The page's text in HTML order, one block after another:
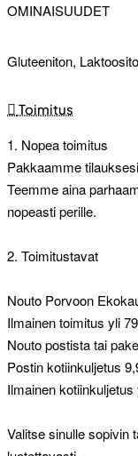
OMINAISUUDET
Gluteeniton,
Toimitus
1. Nopea toimitus
Pakkaamme
Teemme aina
nopeasti perille.
2. Toimitustavat
Nouto Porvoon
Ilmainen toimitus yli
Nouto postista tai
Postin kotiinkuljetus
Ilmainen
Valitse sinulle sopivin